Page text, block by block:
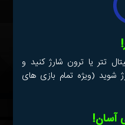
تتر یا ترون شارژ کنید و
بیشتر شارژ شوید (ویژه تمام بازی های
آسان!